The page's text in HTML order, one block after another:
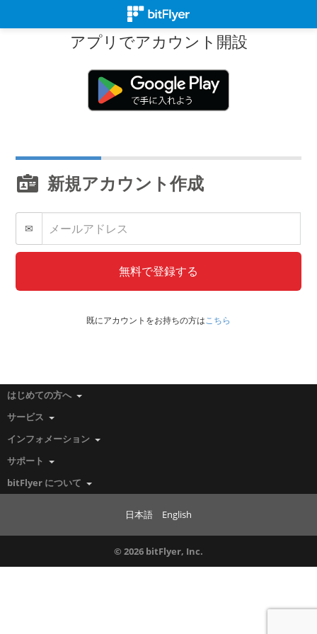
アプリでアカウント開設
新規アカウント作成
✉
無料で登録する
既にアカウントをお持ちの方はこちら
はじめての方へ
サービス
インフォメーション
サポート
bitFlyer について
日本語 English
© 2026 bitFlyer, Inc.